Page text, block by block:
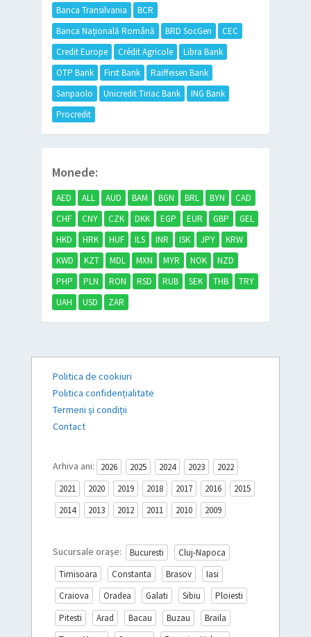
Banca Transilvania
BCR
Banca Națională Română
BRD SocGen
CEC
Credit Europe
Crédit Agricole
Libra Bank
OTP Bank
First Bank
Raiffeisen Bank
Sanpaolo
Unicredit Tiriac Bank
ING Bank
Procredit
Monede:
AED ALL AUD BAM BGN BRL BYN
CAD
CHF
CNY CZK DKK EGP EUR GBP
GEL
HKD
HRK HUF ILS INR ISK JPY
KRW
KWD
KZT MDL MXN MYR NOK
NZD
PHP
PLN RON RSD RUB SEK THB
TRY
UAH
USD ZAR
Politica de cookiuri
Politica confidențialitate
Termeni și condiții
Contact
Arhiva ani: 2026 2025 2024 2023
2022
2021
2020 2019 2018 2017 2016
2015
2014
2013 2012 2011 2010 2009
Sucursale orașe: Bucuresti
Cluj-Napoca
Timisoara
Constanta Brasov
Iasi
Craiova
Oradea Galati Sibiu
Ploiesti
Pitesti
Arad Bacau Buzau
Braila